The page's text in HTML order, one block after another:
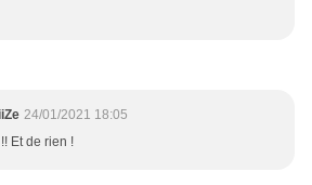
24/01/2021 18:05
Et de rien !